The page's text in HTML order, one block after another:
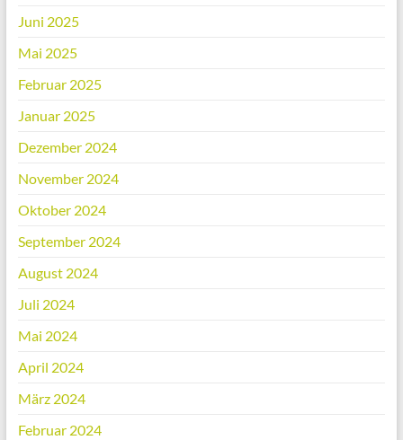
Juni 2025
Mai 2025
Februar 2025
Januar 2025
Dezember 2024
November 2024
Oktober 2024
September 2024
August 2024
Juli 2024
Mai 2024
April 2024
März 2024
Februar 2024